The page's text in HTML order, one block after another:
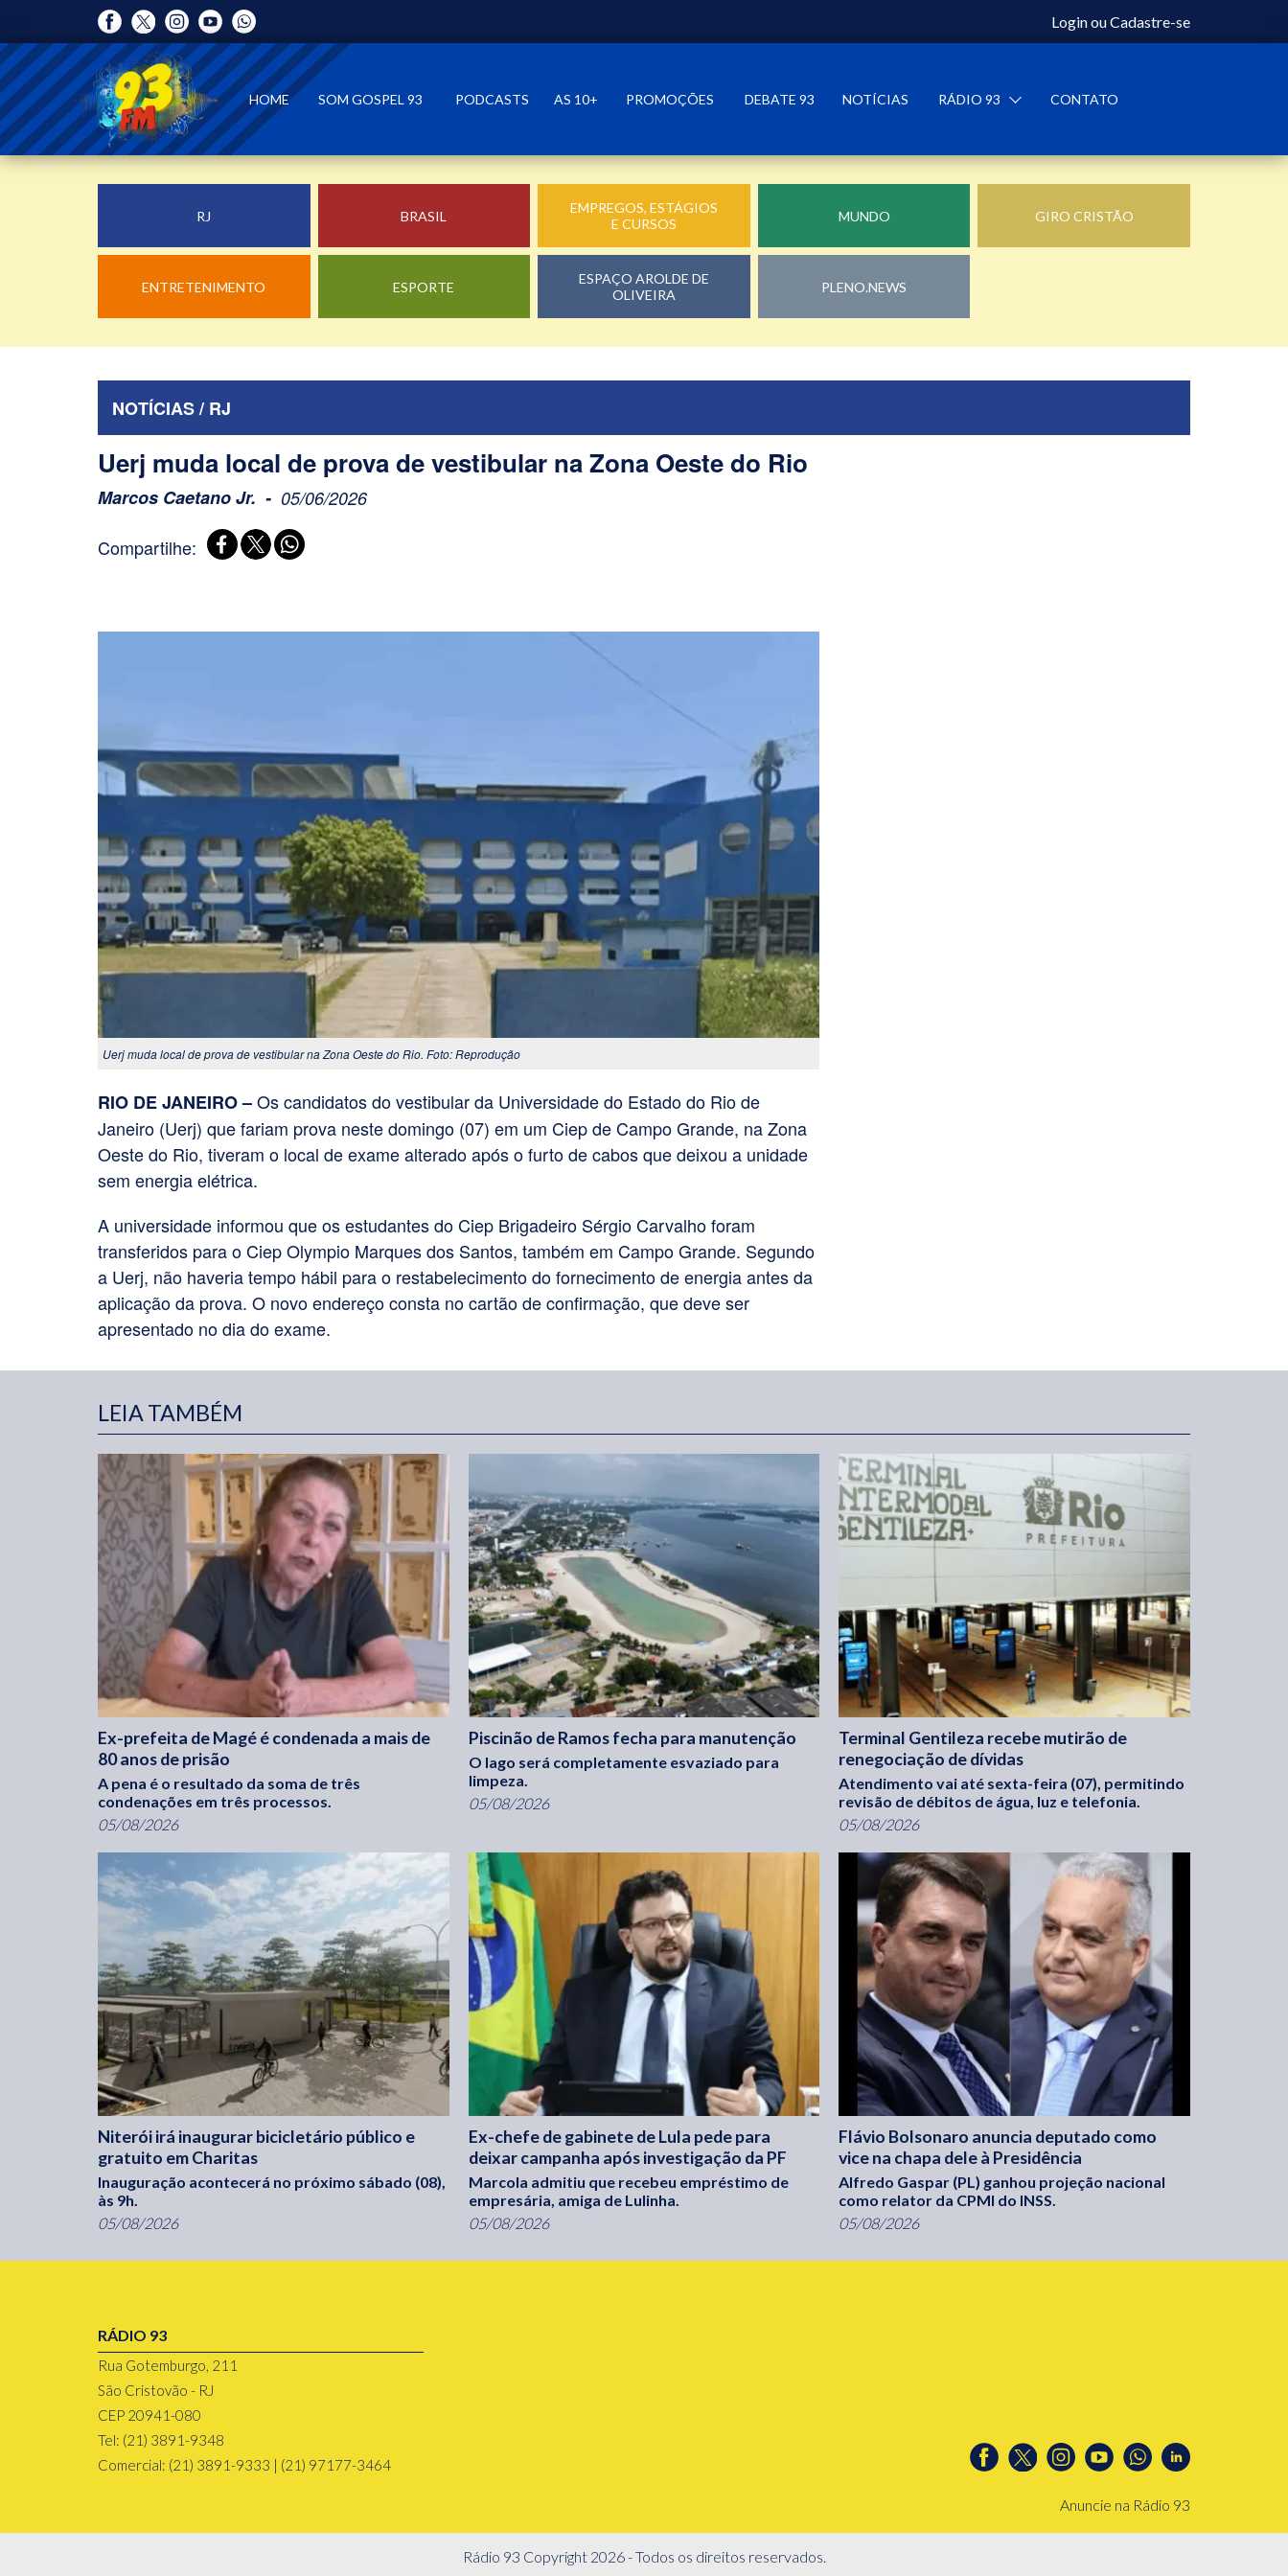
LoginouCadastre-se
HOME SOM GOSPEL 93 PODCASTS AS 10+ PROMOÇÕES DEBATE 93 NOTÍCIAS RÁDIO 93 CONTATO
RJ BRASIL
EMPREGOS, ESTÁGIOS
E CURSOS
MUNDO GIRO CRISTÃO
ENTRETENIMENTO ESPORTE
ESPAÇO AROLDE DE
OLIVEIRA
PLENO.NEWS
NOTÍCIAS / RJ
Uerj muda local de prova de vestibular na Zona Oeste do Rio
Marcos Caetano Jr. 05/06/2026
Compartilhe:
Uerj muda local de prova de vestibular na Zona Oeste do Rio. Foto: Reprodução
RIO DE JANEIRO –Os candidatos do vestibular da Universidade do Estado do Rio de
Janeiro (Uerj) que fariam prova neste domingo (07) em um Ciep de Campo Grande, na Zona
Oeste do Rio, tiveram o local de exame alterado após o furto de cabos que deixou a unidade
sem energia elétrica.
A universidade informou que os estudantes do Ciep Brigadeiro Sérgio Carvalho foram
transferidos para o Ciep Olympio Marques dos Santos, também em Campo Grande. Segundo
a Uerj, não haveria tempo hábil para o restabelecimento do fornecimento de energia antes da
aplicação da prova. O novo endereço consta no cartão de confirmação, que deve ser
apresentado no dia do exame.
LEIA TAMBÉM
Ex-prefeita de Magé é condenada a mais de
80 anos de prisão
A pena é o resultado da soma de três
condenações em três processos.
05/08/2026
Piscinão de Ramos fecha para manutenção
O lago será completamente esvaziado para
limpeza.
05/08/2026
Terminal Gentileza recebe mutirão de
renegociação de dívidas
Atendimento vai até sexta-feira (07), permitindo
revisão de débitos de água, luz e telefonia.
05/08/2026
Niterói irá inaugurar bicicletário público e
gratuito em Charitas
Inauguração acontecerá no próximo sábado (08),
às 9h.
05/08/2026
Ex-chefe de gabinete de Lula pede para
deixar campanha após investigação da PF
Marcola admitiu que recebeu empréstimo de
empresária, amiga de Lulinha.
05/08/2026
Flávio Bolsonaro anuncia deputado como
vice na chapa dele à Presidência
Alfredo Gaspar (PL) ganhou projeção nacional
como relator da CPMI do INSS.
05/08/2026
RÁDIO 93
Rua Gotemburgo, 211
São Cristovão - RJ
CEP 20941-080
Tel: (21) 3891-9348
Comercial: (21) 3891-9333 | (21) 97177-3464
Anuncie na Rádio 93
Rádio 93 Copyright 2026 - Todos os direitos reservados.